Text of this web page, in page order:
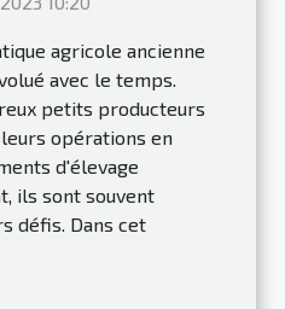
agricole ancienne
avec le temps.
petits producteurs
opérations en
d'élevage
ils sont souvent
défis. Dans cet